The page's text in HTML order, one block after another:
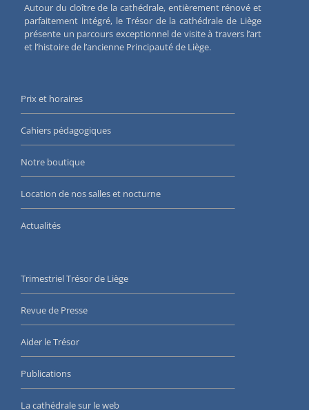
Autour du cloître de la cathédrale, entièrement rénové et
parfaitement intégré, le Trésor de la cathédrale de Liège
présente un parcours exceptionnel de visite à travers l’art
et l’histoire de l’ancienne Principauté de Liège.
Prix et horaires
Cahiers pédagogiques
Notre boutique
Location de nos salles et nocturne
Actualités
Trimestriel Trésor de Liège
Revue de Presse
Aider le Trésor
Publications
La cathédrale sur le web